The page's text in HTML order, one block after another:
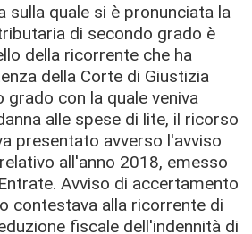
sulla quale si è pronunciata la
di secondo grado è
della ricorrente che ha
della Corte di Giustizia
con la quale veniva
alle spese di lite, il ricorso
presentato avverso l'avviso
all'anno 2018, emesso
Avviso di accertamento
contestava alla ricorrente di
fiscale dell'indennità di